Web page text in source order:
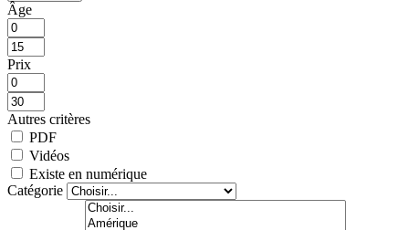
Âge
Prix
Autres critères
PDF
Vidéos
Existe en numérique
Catégorie